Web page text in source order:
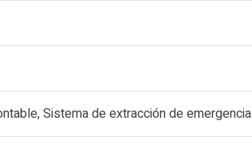
Sistema de extracción de emergencia